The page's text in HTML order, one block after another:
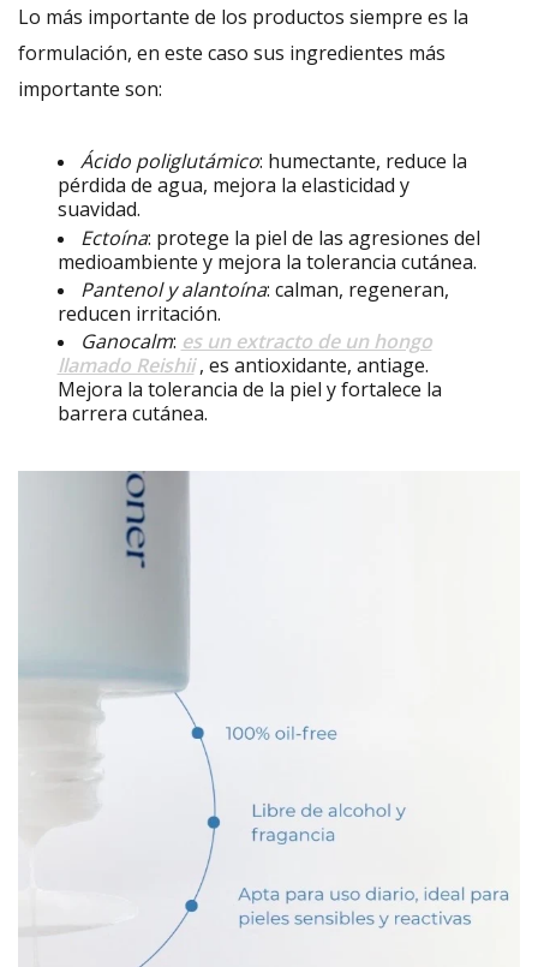
Lo más importante de los productos siempre es la
formulación, en este caso sus ingredientes más
importante son:
Ácido poliglutámico: humectante, reduce la
pérdida de agua, mejora la elasticidad y
suavidad.
Ectoína: protege la piel de las agresiones del
medioambiente y mejora la tolerancia cutánea.
Pantenol y alantoína: calman, regeneran,
reducen irritación.
Ganocalm: es un extracto de un hongo
llamado Reishii, es antioxidante, antiage.
Mejora la tolerancia de la piel y fortalece la
barrera cutánea.